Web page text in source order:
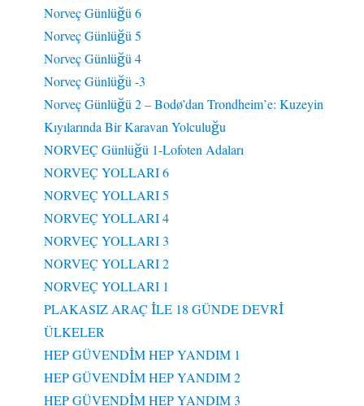
Norveç Günlüğü 6
Norveç Günlüğü 5
Norveç Günlüğü 4
Norveç Günlüğü -3
Norveç Günlüğü 2 – Bodø’dan Trondheim’e: Kuzeyin
Kıyılarında Bir Karavan Yolculuğu
NORVEÇ Günlüğü 1-Lofoten Adaları
NORVEÇ YOLLARI 6
NORVEÇ YOLLARI 5
NORVEÇ YOLLARI 4
NORVEÇ YOLLARI 3
NORVEÇ YOLLARI 2
NORVEÇ YOLLARI 1
PLAKASIZ ARAÇ İLE 18 GÜNDE DEVRİ
ÜLKELER
HEP GÜVENDİM HEP YANDIM 1
HEP GÜVENDİM HEP YANDIM 2
HEP GÜVENDİM HEP YANDIM 3